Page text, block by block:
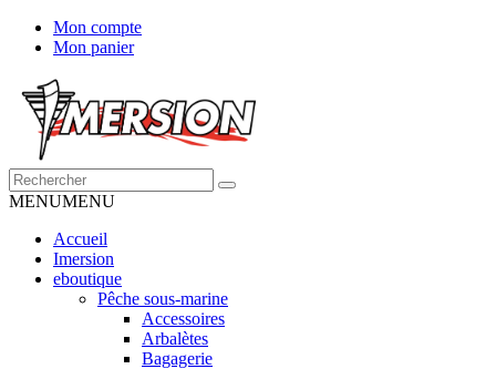
Mon compte
Mon panier
MENUMENU
Accueil
Imersion
eboutique
Pêche sous-marine
Accessoires
Arbalètes
Bagagerie